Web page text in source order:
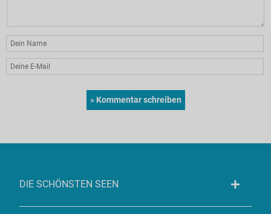
DIE SCHÖNSTEN SEEN